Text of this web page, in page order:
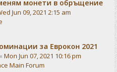
монети в обръщение
Jun 09, 2021 2:15 am
за Еврокон 2021
« Mon Jun 07, 2021 10:16 pm
Main Forum